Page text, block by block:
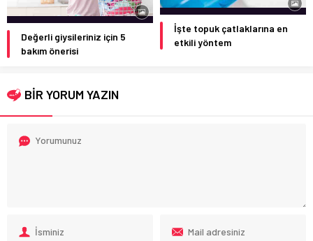
Değerli giysileriniz için 5
bakım önerisi
İşte topuk çatlaklarına en
etkili yöntem
BİR YORUM YAZIN